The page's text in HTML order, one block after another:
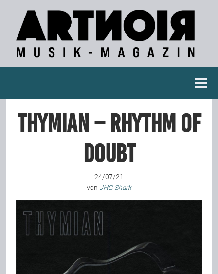
Konzertberichte
Weitere Berichte
THYMIAN – Rhythm Of
Doubt
24/07/21
von JHG Shark